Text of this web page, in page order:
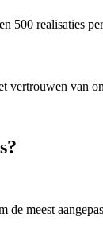
500 realisaties
vertrouwen van
de meest